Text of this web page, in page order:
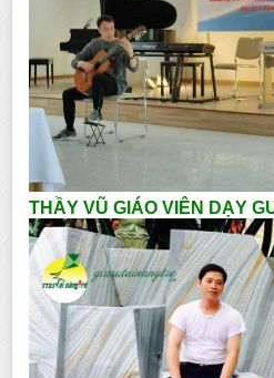
THẦY VŨ GIÁO VIÊN DẠY